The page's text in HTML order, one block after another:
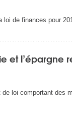
loi de finances pour
et l’épargne
loi comportant des